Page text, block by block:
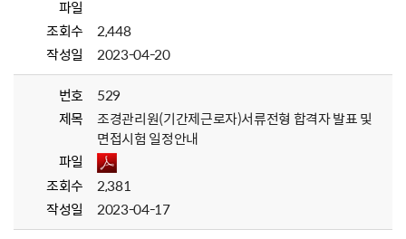
파일
조회수
2,448
작성일
2023-04-20
번호
529
제목
조경관리원(기간제근로자)서류전형 합격자 발표 및
면접시험 일정안내
파일
조회수
2,381
작성일
2023-04-17